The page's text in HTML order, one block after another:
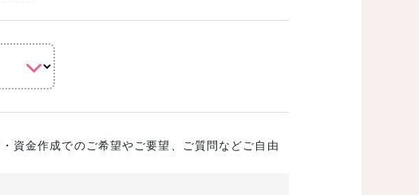
資金作成でのご希望やご要望、ご質問などご自由